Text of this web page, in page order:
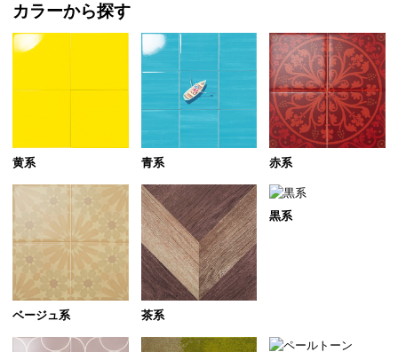
カラーから探す
黄系 青系 赤系
ベージュ系 茶系
黒系